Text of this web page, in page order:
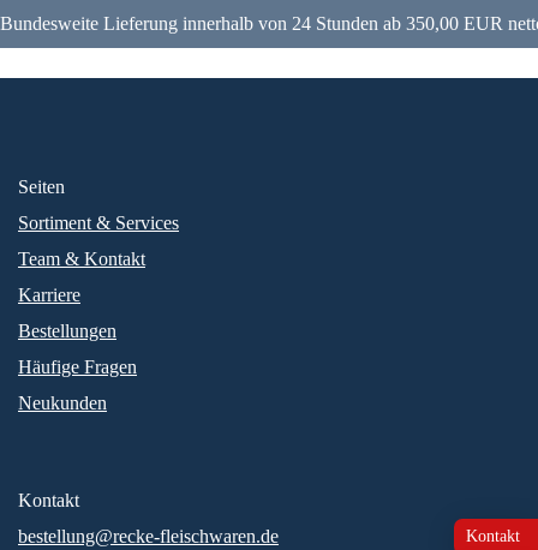
Bundesweite Lieferung innerhalb von 24 Stunden ab 350,00 EUR
Kontakt
Seiten
Sortiment & Services
Team & Kontakt
Karriere
Bestellungen
Häufige Fragen
Neukunden
Kontakt
bestellung@recke-fleischwaren.de